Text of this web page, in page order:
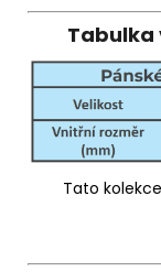
Tabulka
Tato